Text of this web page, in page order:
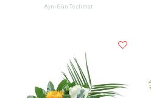
Aynı Gün Teslimat